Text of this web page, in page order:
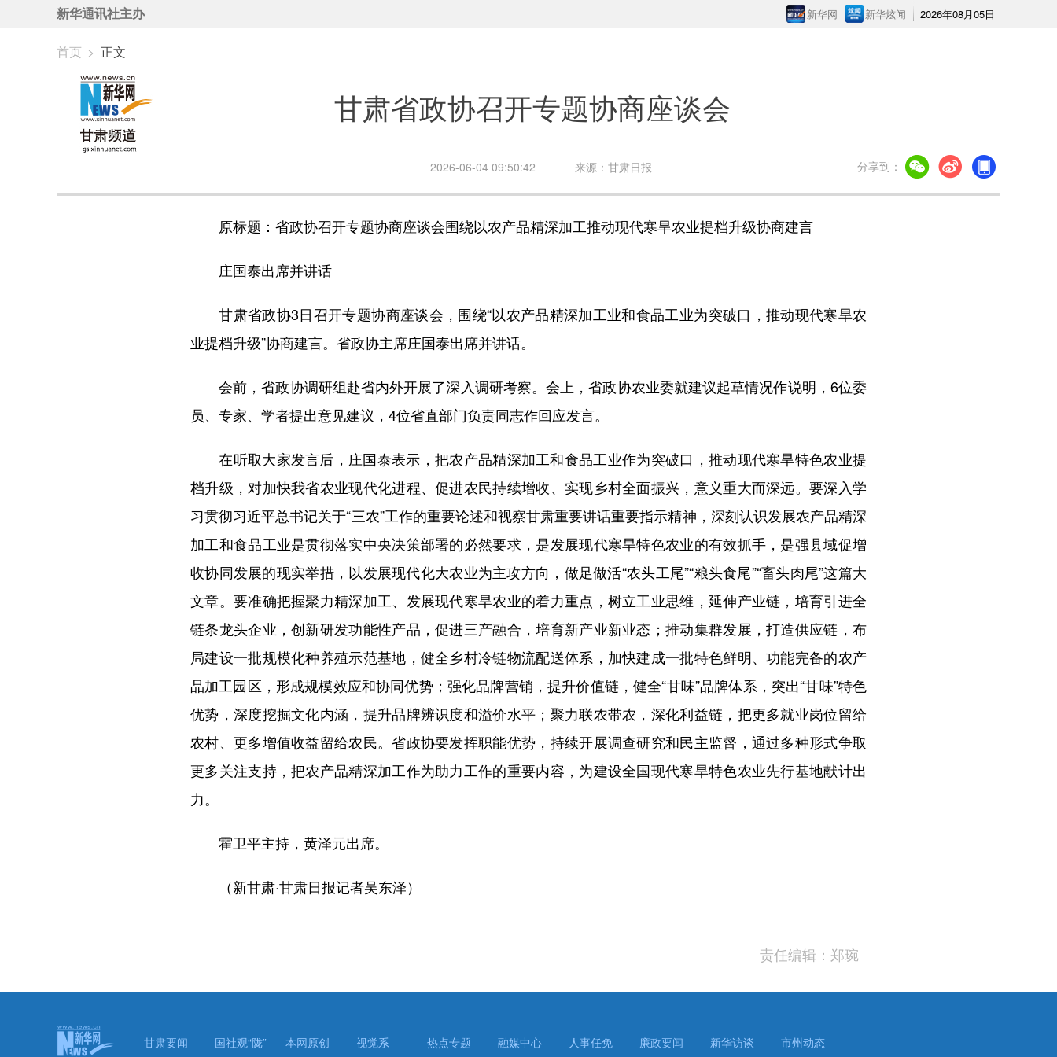
新华通讯社主办 2026年08月05日
新华炫闻
新华网
首页 > 正文
甘肃省政协召开专题协商座谈会
2026-06-04 09:50:42 来源：甘肃日报 分享到：
原标题：省政协召开专题协商座谈会围绕以农产品精深加工推动现代寒旱农业提档升级协商建言
庄国泰出席并讲话
甘肃省政协3日召开专题协商座谈会，围绕“以农产品精深加工业和食品工业为突破口，推动现代寒旱农
业提档升级”协商建言。省政协主席庄国泰出席并讲话。
会前，省政协调研组赴省内外开展了深入调研考察。会上，省政协农业委就建议起草情况作说明，6位委
员、专家、学者提出意见建议，4位省直部门负责同志作回应发言。
在听取大家发言后，庄国泰表示，把农产品精深加工和食品工业作为突破口，推动现代寒旱特色农业提
档升级，对加快我省农业现代化进程、促进农民持续增收、实现乡村全面振兴，意义重大而深远。要深入学
习贯彻习近平总书记关于“三农”工作的重要论述和视察甘肃重要讲话重要指示精神，深刻认识发展农产品精深
加工和食品工业是贯彻落实中央决策部署的必然要求，是发展现代寒旱特色农业的有效抓手，是强县域促增
收协同发展的现实举措，以发展现代化大农业为主攻方向，做足做活“农头工尾”“粮头食尾”“畜头肉尾”这篇大
文章。要准确把握聚力精深加工、发展现代寒旱农业的着力重点，树立工业思维，延伸产业链，培育引进全
链条龙头企业，创新研发功能性产品，促进三产融合，培育新产业新业态；推动集群发展，打造供应链，布
局建设一批规模化种养殖示范基地，健全乡村冷链物流配送体系，加快建成一批特色鲜明、功能完备的农产
品加工园区，形成规模效应和协同优势；强化品牌营销，提升价值链，健全“甘味”品牌体系，突出“甘味”特色
优势，深度挖掘文化内涵，提升品牌辨识度和溢价水平；聚力联农带农，深化利益链，把更多就业岗位留给
农村、更多增值收益留给农民。省政协要发挥职能优势，持续开展调查研究和民主监督，通过多种形式争取
更多关注支持，把农产品精深加工作为助力工作的重要内容，为建设全国现代寒旱特色农业先行基地献计出
力。
霍卫平主持，黄泽元出席。
（新甘肃·甘肃日报记者吴东泽）
责任编辑：郑琬
甘肃要闻 国社观“陇” 本网原创 视觉系 热点专题 融媒中心 人事任免 廉政要闻 新华访谈 市州动态